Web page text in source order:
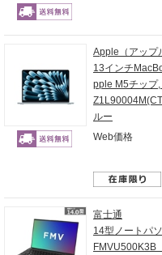
Apple（アップ
13インチ
pple M5チップ
ルー
Web価格
富士通
14型ノートパ
FMVU500K3B